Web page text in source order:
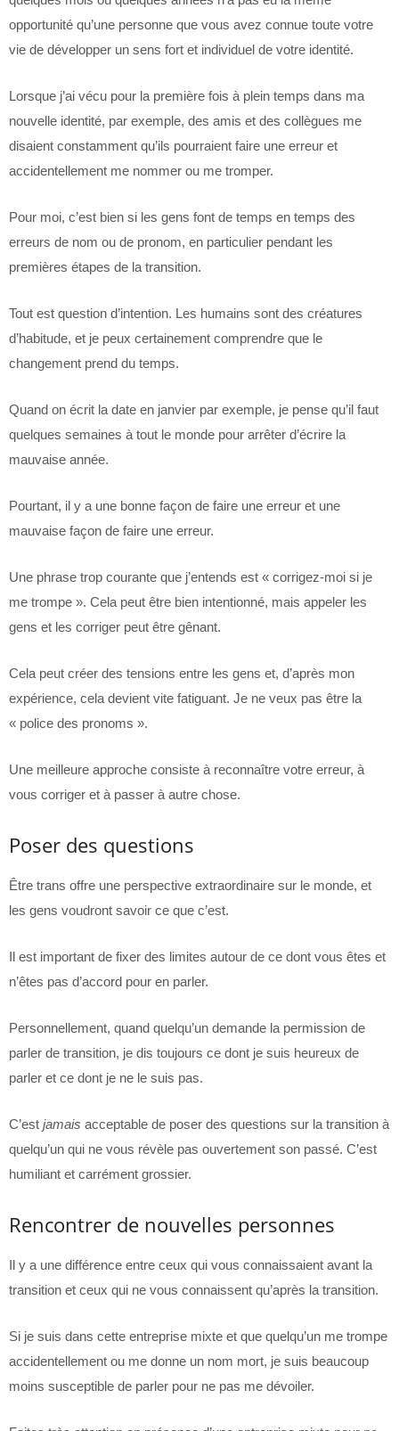
opportunité qu’une personne que vous avez connue toute votre
vie de développer un sens fort et individuel de votre identité.
Lorsque j’ai vécu pour la première fois à plein temps dans ma
nouvelle identité, par exemple, des amis et des collègues me
disaient constamment qu’ils pourraient faire une erreur et
accidentellement me nommer ou me tromper.
Pour moi, c’est bien si les gens font de temps en temps des
erreurs de nom ou de pronom, en particulier pendant les
premières étapes de la transition.
Tout est question d’intention. Les humains sont des créatures
d’habitude, et je peux certainement comprendre que le
changement prend du temps.
Quand on écrit la date en janvier par exemple, je pense qu’il faut
quelques semaines à tout le monde pour arrêter d’écrire la
mauvaise année.
Pourtant, il y a une bonne façon de faire une erreur et une
mauvaise façon de faire une erreur.
Une phrase trop courante que j’entends est « corrigez-moi si je
me trompe ». Cela peut être bien intentionné, mais appeler les
gens et les corriger peut être gênant.
Cela peut créer des tensions entre les gens et, d’après mon
expérience, cela devient vite fatiguant. Je ne veux pas être la
« police des pronoms ».
Une meilleure approche consiste à reconnaître votre erreur, à
vous corriger et à passer à autre chose.
Poser des questions
Être trans offre une perspective extraordinaire sur le monde, et
les gens voudront savoir ce que c’est.
Il est important de fixer des limites autour de ce dont vous êtes et
n’êtes pas d’accord pour en parler.
Personnellement, quand quelqu’un demande la permission de
parler de transition, je dis toujours ce dont je suis heureux de
parler et ce dont je ne le suis pas.
C’est jamais acceptable de poser des questions sur la transition à
quelqu’un qui ne vous révèle pas ouvertement son passé. C’est
humiliant et carrément grossier.
Rencontrer de nouvelles personnes
Il y a une différence entre ceux qui vous connaissaient avant la
transition et ceux qui ne vous connaissent qu’après la transition.
Si je suis dans cette entreprise mixte et que quelqu’un me trompe
accidentellement ou me donne un nom mort, je suis beaucoup
moins susceptible de parler pour ne pas me dévoiler.